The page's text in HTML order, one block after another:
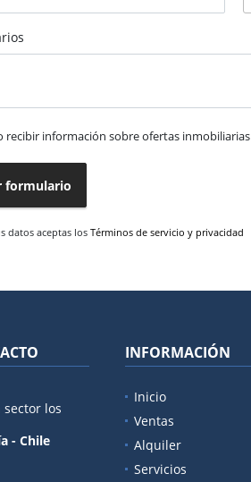
recibir información sobre ofertas inmobiliarias
formulario
datos aceptas losTérminos de servicio y privacidad
sector los
- Chile
INFORMACIÓN
Inicio
Ventas
Alquiler
Servicios